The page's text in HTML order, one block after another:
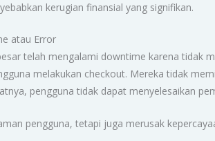
kerugian finansial yang signifikan.
atau Error
telah mengalami downtime karena tidak
melakukan checkout. Mereka tidak
pengguna tidak dapat menyelesaikan
pengguna, tetapi juga merusak